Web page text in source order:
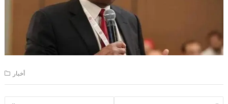
أخبار